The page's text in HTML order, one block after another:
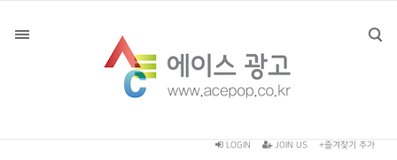
LOGIN JOIN US +즐겨찾기 추가